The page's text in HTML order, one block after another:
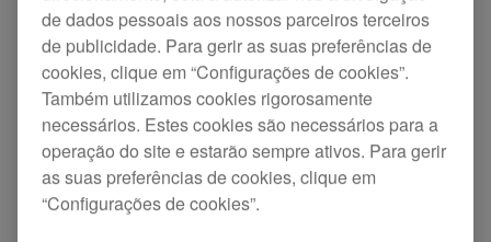
A DJM-V10-LF está agora disponível pelo PVPR
de 3,399€ incluindo IVA. Veja o vídeo de
apresentação da DJM-V10 original ou saiba mais
sobre a nova mesa de mistura .
de dados pessoais aos nossos parceiros terceiros
de publicidade. Para gerir as suas preferências de
cookies, clique em “Configurações de cookies”.
Também utilizamos cookies rigorosamente
necessários. Estes cookies são necessários para a
operação do site e estarão sempre ativos. Para gerir
as suas preferências de cookies, clique em
“Configurações de cookies”.